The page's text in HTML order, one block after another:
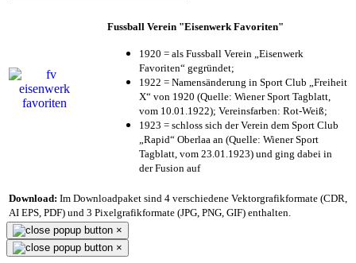
Fussball Verein "Eisenwerk Favoriten"
1920 = als Fussball Verein „Eisenwerk
Favoriten“ gegründet;
1922 = Namensänderung in Sport Club „Freiheit
X“ von 1920 (Quelle: Wiener Sport Tagblatt,
vom 10.01.1922); Vereinsfarben: Rot-Weiß;
1923 = schloss sich der Verein dem Sport Club
„Rapid“ Oberlaa an (Quelle: Wiener Sport
Tagblatt, vom 23.01.1923) und ging dabei in
der Fusion auf
Download: Im Downloadpaket sind 4 verschiedene Vektorgrafikformate (CDR,
AI EPS, PDF) und 3 Pixelgrafikformate (JPG, PNG, GIF) enthalten.
×
×